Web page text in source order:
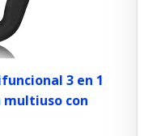
3 en 1
multiuso con